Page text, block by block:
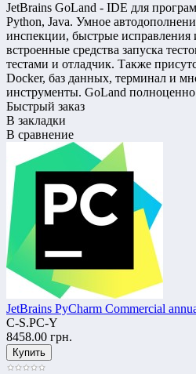
JetBrains GoLand - IDE для
Python, Java. Умное
инспекции, быстрые исправления
встроенные средства запуска
тестами и отладчик. Также
Docker, баз данных, терминал и
инструменты. GoLand
Быстрый заказ
В закладки
В сравнение
JetBrains PyCharm Commercial
C-S.PC-Y
8458.00 грн.